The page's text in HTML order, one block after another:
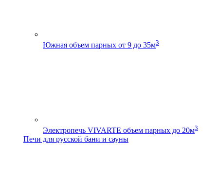
Южная объем парных от 9 до 35м3
Электропечь VIVARTE объем парных до 20м3
Печи для русской бани и сауны